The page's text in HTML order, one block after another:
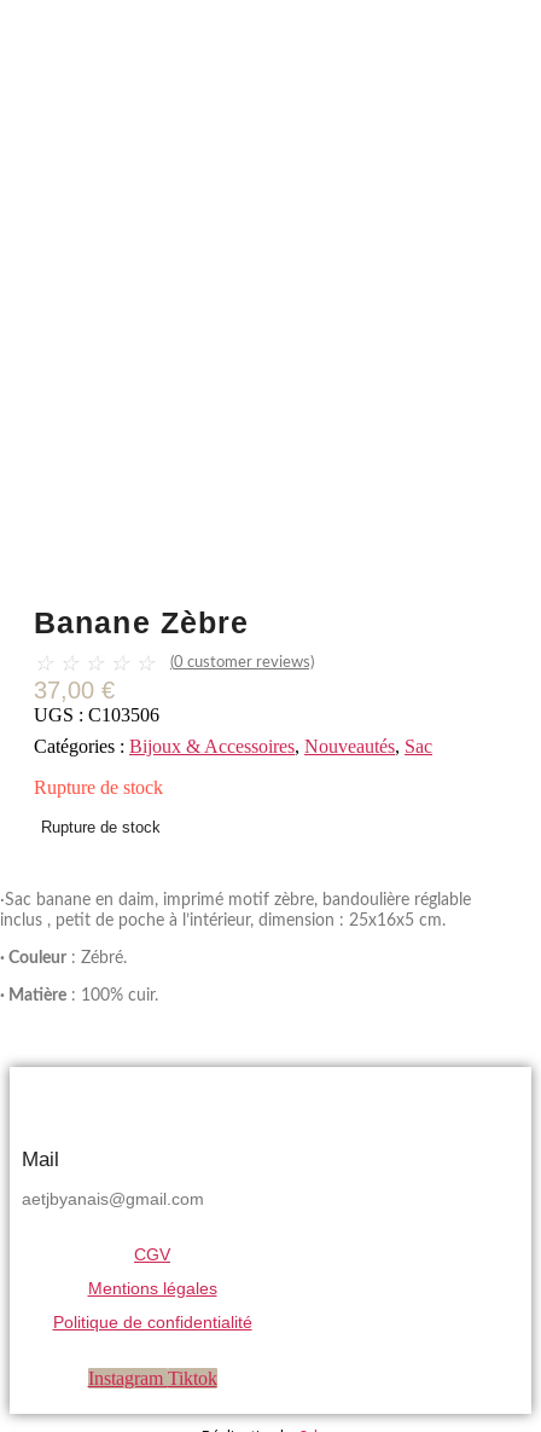
Banane Zèbre
☆ ☆ ☆ ☆ ☆ (0 customer reviews)
37,00 €
UGS : C103506
Catégories : Bijoux & Accessoires, Nouveautés, Sac
Rupture de stock
Rupture de stock
·Sac banane en daim, imprimé motif zèbre, bandoulière réglable
inclus , petit de poche à l’intérieur, dimension : 25x16x5 cm.
· Couleur : Zébré.
· Matière : 100% cuir.
Mail
aetjbyanais@gmail.com
CGV
Mentions légales
Politique de confidentialité
Instagram Tiktok